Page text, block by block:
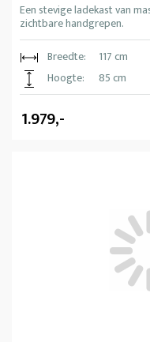
Een stevige ladekast van
zichtbare handgrepen.
Breedte:
117 cm
Hoogte:
85 cm
1.979,-